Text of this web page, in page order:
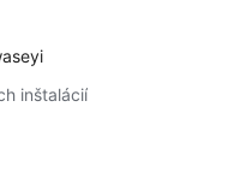
inštalácií